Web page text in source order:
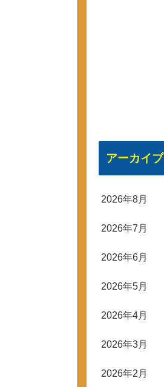
アーカイブ
2026年8月
2026年7月
2026年6月
2026年5月
2026年4月
2026年3月
2026年2月